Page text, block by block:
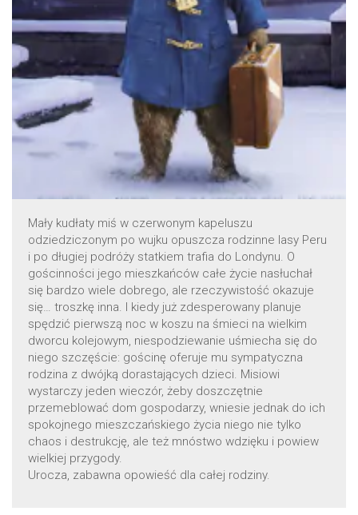
Mały kudłaty miś w czerwonym kapeluszu
odziedziczonym po wujku opuszcza rodzinne lasy Peru
i po długiej podróży statkiem trafia do Londynu. O
gościnności jego mieszkańców całe życie nasłuchał
się bardzo wiele dobrego, ale rzeczywistość okazuje
się… troszkę inna. I kiedy już zdesperowany planuje
spędzić pierwszą noc w koszu na śmieci na wielkim
dworcu kolejowym, niespodziewanie uśmiecha się do
niego szczęście: gościnę oferuje mu sympatyczna
rodzina z dwójką dorastających dzieci. Misiowi
wystarczy jeden wieczór, żeby doszczętnie
przemeblować dom gospodarzy, wniesie jednak do ich
spokojnego mieszczańskiego życia niego nie tylko
chaos i destrukcję, ale też mnóstwo wdzięku i powiew
wielkiej przygody.
Urocza, zabawna opowieść dla całej rodziny.